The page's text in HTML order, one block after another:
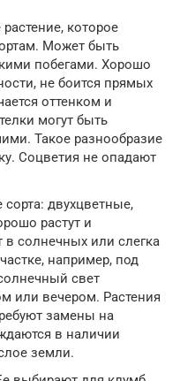
которое
Может быть
побегами. Хорошо
не боится прямых
оттенком и
могут быть
Такое разнообразие
Соцветия не опадают
двухцветные,
растут и
в солнечных или слегка
например, под
свет
или вечером. Растения
замены на
в наличии
земли.